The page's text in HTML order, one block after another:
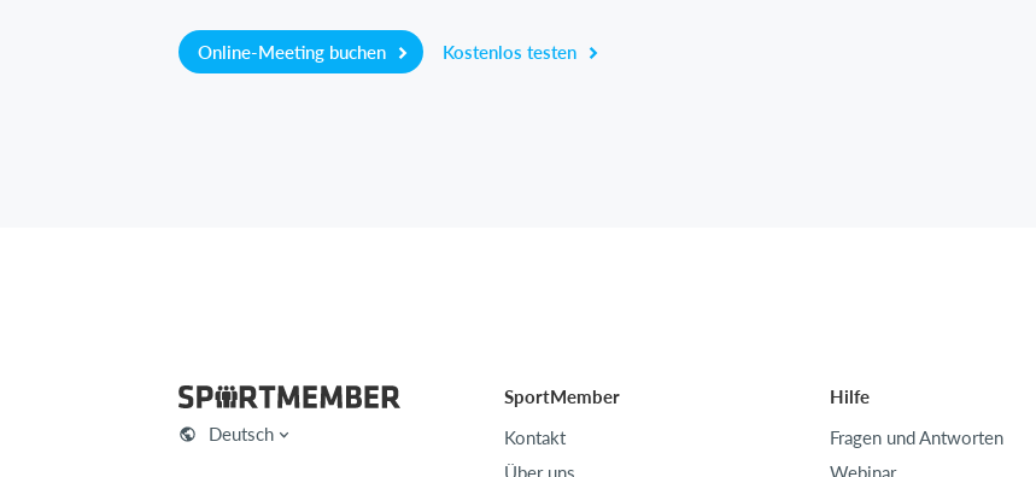
Online-Meeting buchen Kostenlos testen
Deutsch
SportMember
Kontakt
Hilfe
Fragen und Antworten